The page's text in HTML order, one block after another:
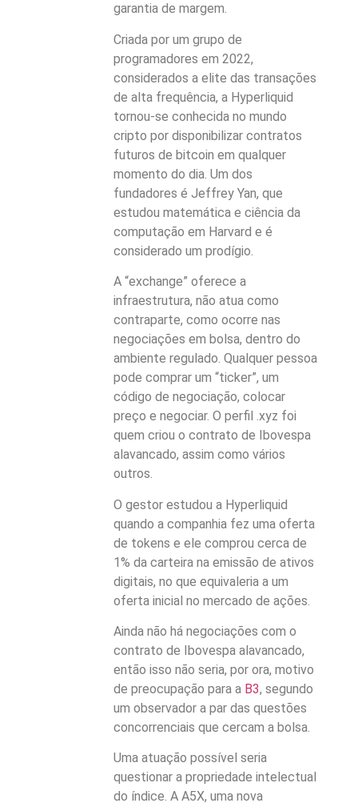
garantia de margem.
Criada por um grupo de
programadores em 2022,
considerados a elite das transações
de alta frequência, a Hyperliquid
tornou-se conhecida no mundo
cripto por disponibilizar contratos
futuros de bitcoin em qualquer
momento do dia. Um dos
fundadores é Jeffrey Yan, que
estudou matemática e ciência da
computação em Harvard e é
considerado um prodígio.
A “exchange” oferece a
infraestrutura, não atua como
contraparte, como ocorre nas
negociações em bolsa, dentro do
ambiente regulado. Qualquer pessoa
pode comprar um “ticker”, um
código de negociação, colocar
preço e negociar. O perfil .xyz foi
quem criou o contrato de Ibovespa
alavancado, assim como vários
outros.
O gestor estudou a Hyperliquid
quando a companhia fez uma oferta
de tokens e ele comprou cerca de
1% da carteira na emissão de ativos
digitais, no que equivaleria a um
oferta inicial no mercado de ações.
Ainda não há negociações com o
contrato de Ibovespa alavancado,
então isso não seria, por ora, motivo
de preocupação para a B3, segundo
um observador a par das questões
concorrenciais que cercam a bolsa.
Uma atuação possível seria
questionar a propriedade intelectual
do índice. A A5X, uma nova